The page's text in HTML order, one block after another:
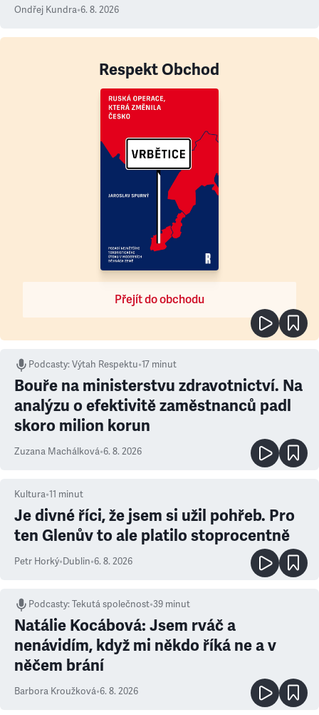
Ondřej Kundra•6. 8. 2026
Respekt Obchod
Přejít do obchodu
Podcasty:Výtah Respektu•17 minut
Bouře na ministerstvu zdravotnictví. Na
analýzu o efektivitě zaměstnanců padl
skoro milion korun
Zuzana Machálková•6. 8. 2026
Kultura•11 minut
Je divné říci, že jsem si užil pohřeb. Pro
ten Glenův to ale platilo stoprocentně
Petr Horký•Dublin•6. 8. 2026
Podcasty:Tekutá společnost•39 minut
Natálie Kocábová: Jsem rváč a
nenávidím, když mi někdo říká ne a v
něčem brání
Barbora Kroužková•6. 8. 2026